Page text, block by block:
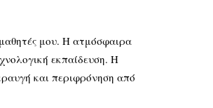
μου. Η ατμόσφαιρα
εκπαίδευση. Η
και περιφρόνηση από